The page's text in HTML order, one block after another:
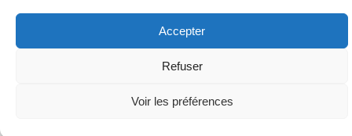
Accepter
Refuser
Voir les préférences